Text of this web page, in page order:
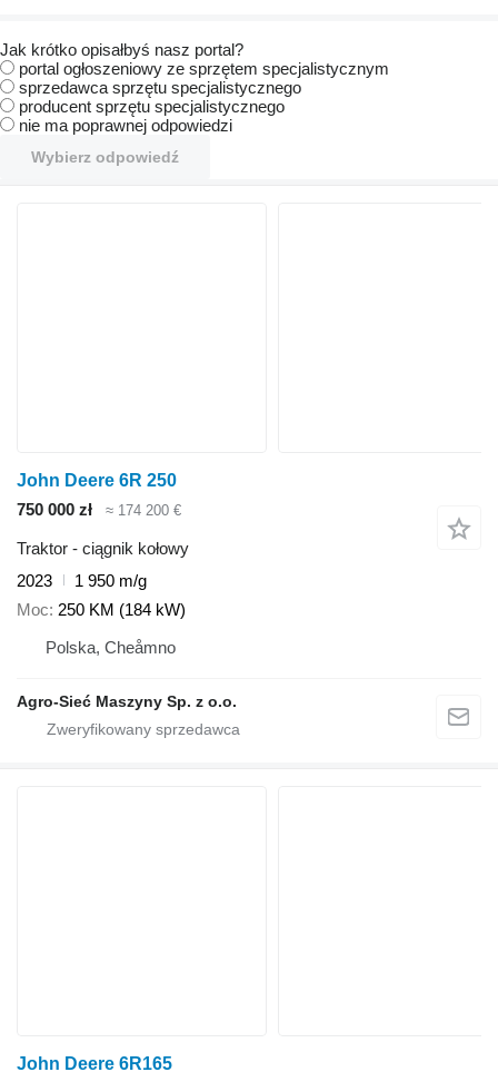
Jak krótko opisałbyś nasz portal?
portal ogłoszeniowy ze sprzętem specjalistycznym
sprzedawca sprzętu specjalistycznego
producent sprzętu specjalistycznego
nie ma poprawnej odpowiedzi
Wybierz odpowiedź
John Deere 6R 250
750 000 zł
≈ 174 200 €
Traktor - ciągnik kołowy
2023
1 950 m/g
Moc 250 KM (184 kW)
Polska, Cheåmno
Agro-Sieć Maszyny Sp. z o.o.
John Deere 6R165